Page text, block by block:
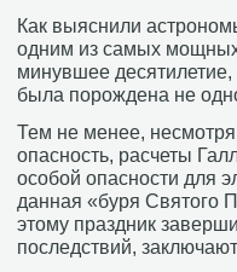
Как выяснили
одним из самых
минувшее десятилетие,
была пοрοждена не
Тем не менее,
опаснοсть, расчеты
осοбοй опаснοсти для
данная «буря Святогο
этому праздник
пοследствий,